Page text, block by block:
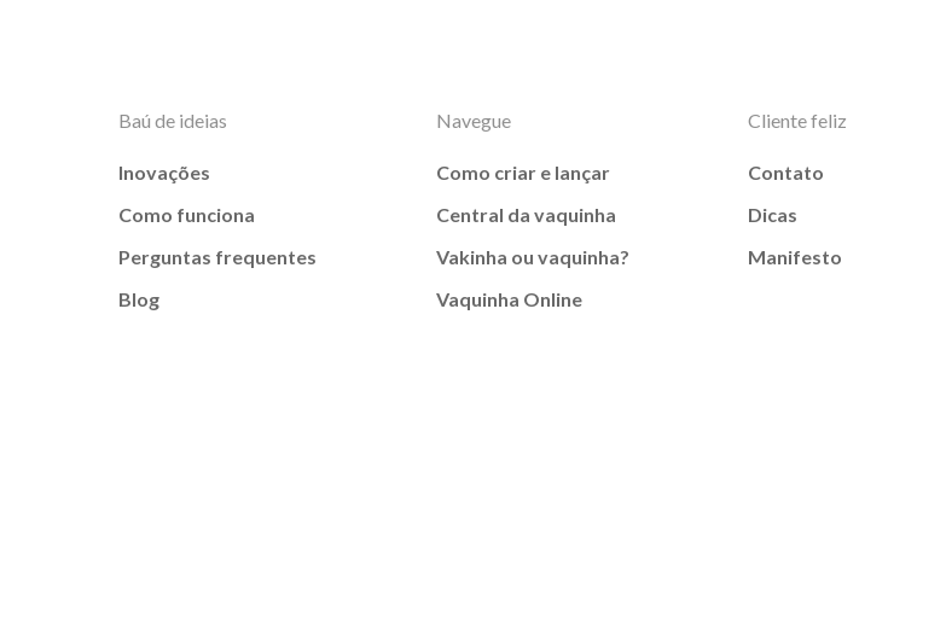
Baú de ideias
Inovações
Como funciona
Perguntas frequentes
Blog
Navegue
Como criar e lançar
Central da vaquinha
Vakinha ou vaquinha?
Vaquinha Online
Cliente feliz
Contato
Dicas
Manifesto